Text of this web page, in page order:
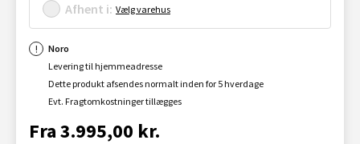
Afhent i: Vælg varehus
Noro
Levering til hjemmeadresse
Dette produkt afsendes normalt inden for 5 hverdage
Evt. Fragtomkostninger tillægges
Fra 3.995,00 kr.